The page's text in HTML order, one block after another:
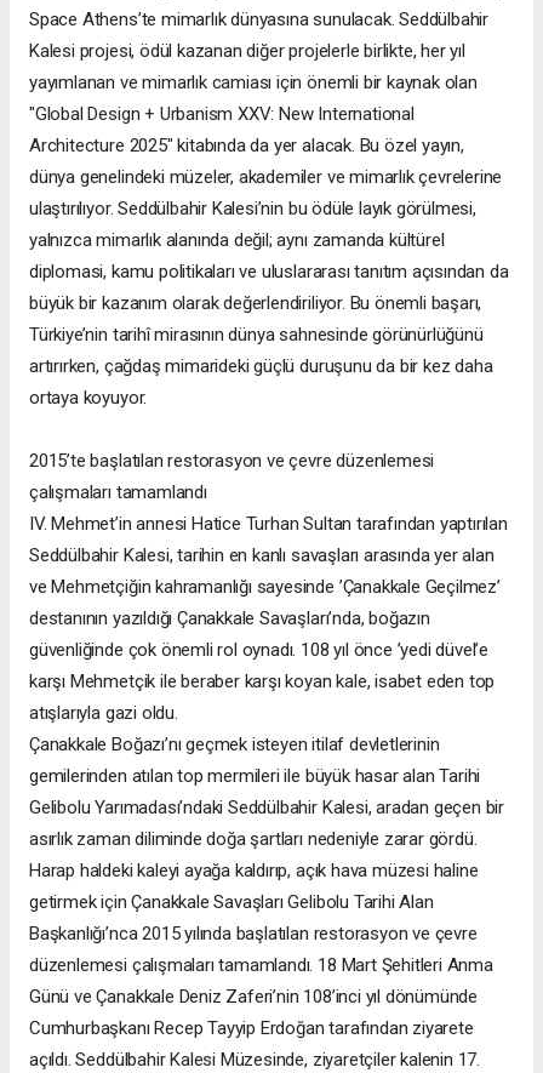
Space Athens’te mimarlık dünyasına sunulacak. Seddülbahir
Kalesi projesi, ödül kazanan diğer projelerle birlikte, her yıl
yayımlanan ve mimarlık camiası için önemli bir kaynak olan
"Global Design + Urbanism XXV: New International
Architecture 2025" kitabında da yer alacak. Bu özel yayın,
dünya genelindeki müzeler, akademiler ve mimarlık çevrelerine
ulaştırılıyor. Seddülbahir Kalesi’nin bu ödüle layık görülmesi,
yalnızca mimarlık alanında değil; aynı zamanda kültürel
diplomasi, kamu politikaları ve uluslararası tanıtım açısından da
büyük bir kazanım olarak değerlendiriliyor. Bu önemli başarı,
Türkiye’nin tarihî mirasının dünya sahnesinde görünürlüğünü
artırırken, çağdaş mimarideki güçlü duruşunu da bir kez daha
ortaya koyuyor.
2015’te başlatılan restorasyon ve çevre düzenlemesi
çalışmaları tamamlandı
IV. Mehmet’in annesi Hatice Turhan Sultan tarafından yaptırılan
Seddülbahir Kalesi, tarihin en kanlı savaşları arasında yer alan
ve Mehmetçiğin kahramanlığı sayesinde ’Çanakkale Geçilmez’
destanının yazıldığı Çanakkale Savaşları’nda, boğazın
güvenliğinde çok önemli rol oynadı. 108 yıl önce ’yedi düvel’e
karşı Mehmetçik ile beraber karşı koyan kale, isabet eden top
atışlarıyla gazi oldu.
Çanakkale Boğazı’nı geçmek isteyen itilaf devletlerinin
gemilerinden atılan top mermileri ile büyük hasar alan Tarihi
Gelibolu Yarımadası’ndaki Seddülbahir Kalesi, aradan geçen bir
asırlık zaman diliminde doğa şartları nedeniyle zarar gördü.
Harap haldeki kaleyi ayağa kaldırıp, açık hava müzesi haline
getirmek için Çanakkale Savaşları Gelibolu Tarihi Alan
Başkanlığı’nca 2015 yılında başlatılan restorasyon ve çevre
düzenlemesi çalışmaları tamamlandı. 18 Mart Şehitleri Anma
Günü ve Çanakkale Deniz Zaferi’nin 108’inci yıl dönümünde
Cumhurbaşkanı Recep Tayyip Erdoğan tarafından ziyarete
açıldı. Seddülbahir Kalesi Müzesinde, ziyaretçiler kalenin 17.